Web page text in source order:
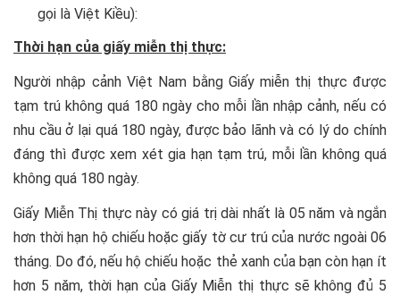
gọi là Việt Kiều):
Thời hạn của giấy miễn thị thực:
Người nhập cảnh Việt Nam bằng Giấy miễn thị thực được
tạm trú không quá 180 ngày cho mỗi lần nhập cảnh, nếu có
nhu cầu ở lại quá 180 ngày, được bảo lãnh và có lý do chính
đáng thì được xem xét gia hạn tạm trú, mỗi lần không quá
không quá 180 ngày.
Giấy Miễn Thị thực này có giá trị dài nhất là 05 năm và ngắn
hơn thời hạn hộ chiếu hoặc giấy tờ cư trú của nước ngoài 06
tháng. Do đó, nếu hộ chiếu hoặc thẻ xanh của bạn còn hạn ít
hơn 5 năm, thời hạn của Giấy Miễn thị thực sẽ không đủ 5